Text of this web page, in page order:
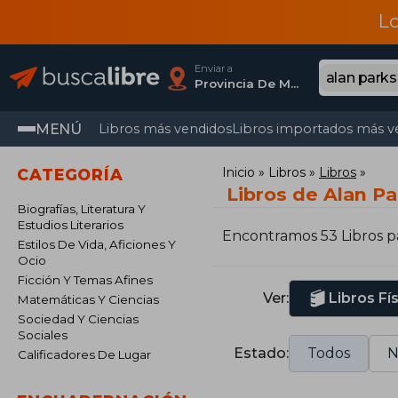
Enviar a
Provincia De Madrid
MENÚ Libros más vendidosLibros importados más
CATEGORÍA
Biografías, Literatura Y
Estudios Literarios
Estilos De Vida, Aficiones Y
Ocio
Ficción Y Temas Afines
Matemáticas Y Ciencias
Sociedad Y Ciencias
Sociales
Calificadores De Lugar
Inicio Libros Libros
Libros de Alan
Encontramos 53 Libros
Ver: Libros
Estado: Todos